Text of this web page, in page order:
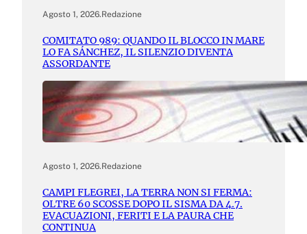
Agosto 1, 2026.Redazione
COMITATO 989: QUANDO IL BLOCCO IN MARE
LO FA SÁNCHEZ, IL SILENZIO DIVENTA
ASSORDANTE
Agosto 1, 2026.Redazione
CAMPI FLEGREI, LA TERRA NON SI FERMA:
OLTRE 60 SCOSSE DOPO IL SISMA DA 4.7.
EVACUAZIONI, FERITI E LA PAURA CHE
CONTINUA